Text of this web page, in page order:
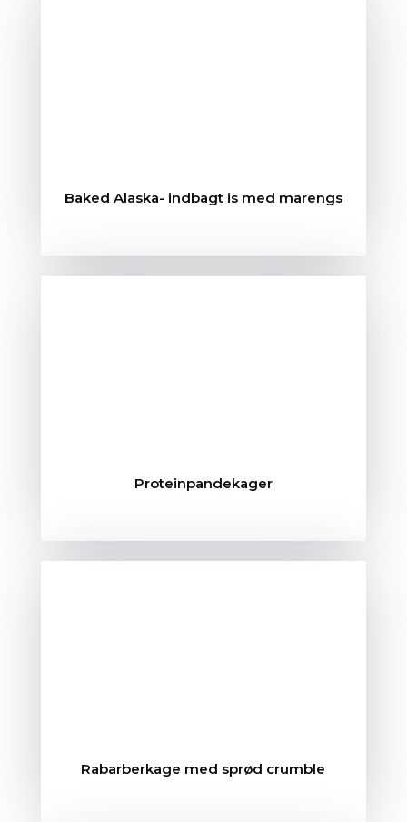
Baked Alaska- indbagt is med marengs
Proteinpandekager
Rabarberkage med sprød crumble